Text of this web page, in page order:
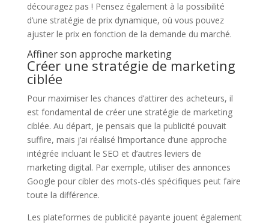
découragez pas ! Pensez également à la possibilité
d’une stratégie de prix dynamique, où vous pouvez
ajuster le prix en fonction de la demande du marché.
Affiner son approche marketing
Créer une stratégie de marketing
ciblée
Pour maximiser les chances d’attirer des acheteurs, il
est fondamental de créer une stratégie de marketing
ciblée. Au départ, je pensais que la publicité pouvait
suffire, mais j’ai réalisé l’importance d’une approche
intégrée incluant le SEO et d’autres leviers de
marketing digital. Par exemple, utiliser des annonces
Google pour cibler des mots-clés spécifiques peut faire
toute la différence.
Les plateformes de publicité payante jouent également